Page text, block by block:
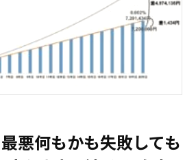
最悪何もかも失敗しても